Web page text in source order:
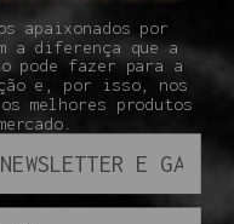
apaixonados por
a diferença que a
pode fazer para a
e, por isso, nos
melhores produtos